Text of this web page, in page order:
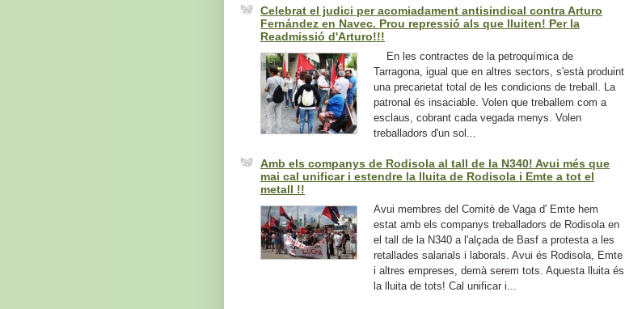
Celebrat el judici per acomiadament antisindical contra Arturo
Fernández en Navec. Prou repressió als que lluiten! Per la
Readmissió d'Arturo!!!
En les contractes de la petroquímica de
Tarragona, igual que en altres sectors, s'està produint
una precarietat total de les condicions de treball. La
patronal és insaciable. Volen que treballem com a
esclaus, cobrant cada vegada menys. Volen
treballadors d'un sol...
Amb els companys de Rodisola al tall de la N340! Avui més que
mai cal unificar i estendre la lluita de Rodisola i Emte a tot el
metall !!
Avui membres del Comitè de Vaga d' Emte hem
estat amb els companys treballadors de Rodisola en
el tall de la N340 a l'alçada de Basf a protesta a les
retallades salarials i laborals. Avui és Rodisola, Emte
i altres empreses, demà serem tots. Aquesta lluita és
la lluita de tots! Cal unificar i...